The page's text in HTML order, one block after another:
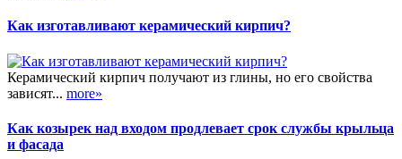
Как изготавливают керамический кирпич?
Керамический кирпич получают из глины, но его свойства
зависят... more»
Как козырек над входом продлевает срок службы крыльца
и фасада